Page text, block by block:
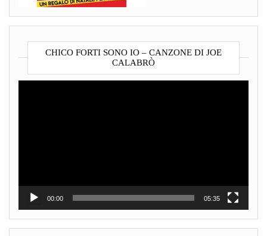
CHICO FORTI SONO IO – CANZONE DI JOE
CALABRÒ
00:00 05:35